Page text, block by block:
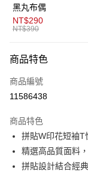
１．簡單：不需註冊會
２．便利：只要手機
３．安心：先確認商品
１．於結帳方式選擇
２．訂單成立數日內，
３．收到繳費通知簡
購買商品的店家。未經
後付繳納相關費用。
※ 交易是否成功請以
是否繳費成功／繳費
客戶支援中心」https://
運送方式
全家取貨付款
每筆NT$80，滿
每筆NT$80，滿
付款後萊爾富取貨
每筆NT$80，滿
黑丸布偶
NT$290
NT$390
商品特色
商品編號
11586438
商品特色
拼貼W印花短袖T
精選高品質面料
拼貼設計結合經